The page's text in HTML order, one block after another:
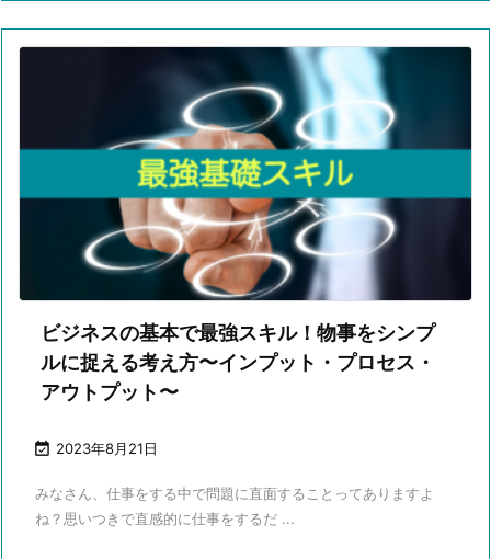
ビジネスの基本で最強スキル！物事をシンプ
ルに捉える考え方〜インプット・プロセス・
アウトプット〜
 2023年8月21日
みなさん、仕事をする中で問題に直面することってありますよ
ね？思いつきで直感的に仕事をするだ ...